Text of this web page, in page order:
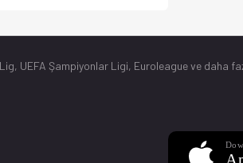
UEFA Şampiyonlar Ligi, Euroleague ve daha